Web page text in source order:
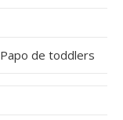
Papo de toddlers